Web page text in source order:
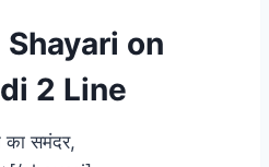
on
2 Line
का समंदर,